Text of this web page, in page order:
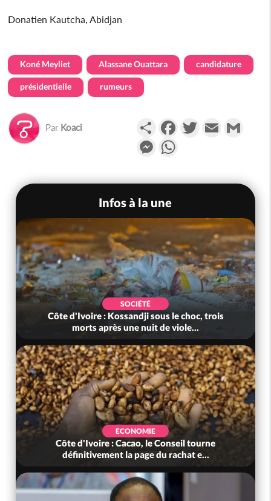
Donatien Kautcha, Abidjan
Koné Meyliet Alassane Ouattara candidature
présidentielle rumeurs
Par Koaci PartagerFacebookTwitterEmail
Messenger
Infos à la une
SOCIÉTÉ
Côte d'Ivoire : Kossandji sous le choc, trois
morts après une nuit de viole...
ECONOMIE
Côte d'Ivoire : Cacao, le Conseil tourne
définitivement la page du rachat e...